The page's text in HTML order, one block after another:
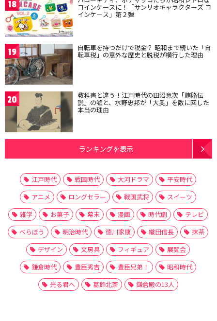
18 コインケースに！「サンリオキャラクターズ コ
インケース」第２弾
19 自転車を持つだけで税金？ 昭和まで続いた「自
転車税」の意外な歴史と脱税が横行した理由
20 教科書と違う！江戸時代の田沼意次「賄賂伝
説」の嘘と、水野忠邦が「大奥」を敵に回した
本当の理由
ランキングを表示
江戸時代 戦国時代 大河ドラマ
平安時代
アニメ
ロングセラー 戦国武将
スイーツ
雑学
お菓子 幕末 漫画 時代劇
テレビ
べらぼう
明治時代 徳川家康 織田信長
抹茶
デザイン
文房具 フィギュア
展覧会
鎌倉時代
豊臣秀吉 豊臣兄弟！
昭和時代
光る君へ
葛飾北斎 鎌倉殿の13人